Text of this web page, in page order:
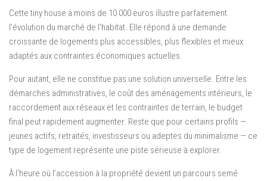
Cette tiny house à moins de 10 000 euros illustre parfaitement
l’évolution du marché de l’habitat. Elle répond à une demande
croissante de logements plus accessibles, plus flexibles et mieux
adaptés aux contraintes économiques actuelles.
Pour autant, elle ne constitue pas une solution universelle. Entre les
démarches administratives, le coût des aménagements intérieurs, le
raccordement aux réseaux et les contraintes de terrain, le budget
final peut rapidement augmenter. Reste que pour certains profils —
jeunes actifs, retraités, investisseurs ou adeptes du minimalisme — ce
type de logement représente une piste sérieuse à explorer.
À l’heure où l’accession à la propriété devient un parcours semé